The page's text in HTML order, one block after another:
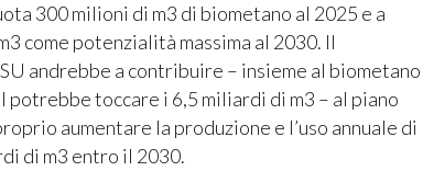
300 milioni di m3 di biometano al 2025 e a
come potenzialità massima al 2030. Il
andrebbe a contribuire – insieme al biometano
toccare i 6,5 miliardi di m3 – al piano
aumentare la produzione e l’uso annuale di
di m3 entro il 2030.